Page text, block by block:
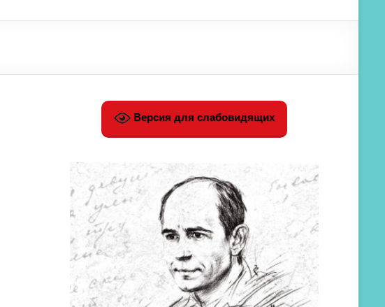
Версия для слабовидящих